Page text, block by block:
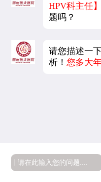
HPV科主任】
题吗？
请您描述一
析！您多大